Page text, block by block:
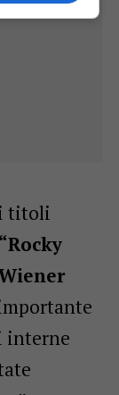
titoli
“Rocky
interne